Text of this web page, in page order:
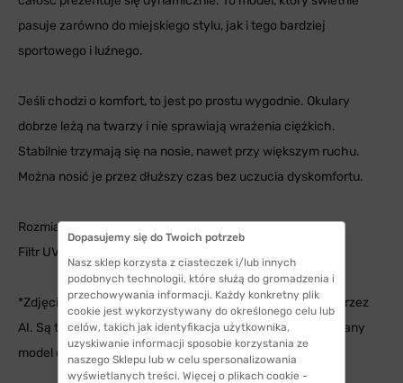
pasuje zarówno do miejskiego stylu, jak i tego bardziej
sportowego i luźnego.
Jeśli chodzi o komfort, to jest po prostu wygodnie. Okulary
dobrze leżą na twarzy i nie sprawiają wrażenia ciężkich.
Stabilnie trzymają się na nosie, nawet przy większym ruchu.
Można nosić je przez dłuższy czas bez uczucia dyskomfortu.
Rozmiar: 62
Filtr UV400
*Zdjęcia okularów na modelach zostały wygenerowane przez
AI. Są to zdjęcia poglądowe, aby móc dobrze ocenić jak dany
model okularów wygląda na twarzy.
Dopasujemy się do Twoich potrzeb
Nasz sklep korzysta z ciasteczek i/lub innych
podobnych technologii, które służą do gromadzenia i
przechowywania informacji. Każdy konkretny plik
cookie jest wykorzystywany do określonego celu lub
celów, takich jak identyfikacja użytkownika,
uzyskiwanie informacji sposobie korzystania ze
naszego Sklepu lub w celu spersonalizowania
wyświetlanych treści. Więcej o plikach cookie -